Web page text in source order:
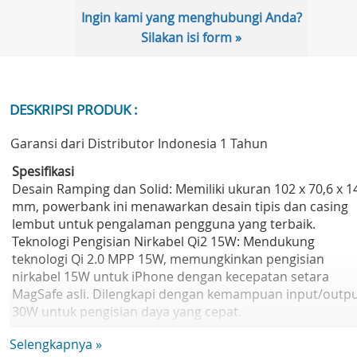
Ingin kami yang menghubungi Anda?
Silakan isi form »
DESKRIPSI PRODUK :
Garansi dari Distributor Indonesia 1 Tahun
Spesifikasi
Desain Ramping dan Solid: Memiliki ukuran 102 x 70,6 x
mm, powerbank ini menawarkan desain tipis dan casing
lembut untuk pengalaman pengguna yang terbaik.
Teknologi Pengisian Nirkabel Qi2 15W: Mendukung
teknologi Qi 2.0 MPP 15W, memungkinkan pengisian
nirkabel 15W untuk iPhone dengan kecepatan setara
MagSafe asli. Dilengkapi dengan kemampuan input/
30W untuk pengisian daya yang cepat.
pengaturan suhu optimal, dengan suhu yang tidak
Selengkapnya »